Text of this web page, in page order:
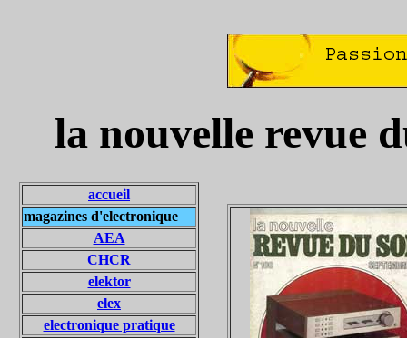
la nouvelle revue
accueil
magazines d'electronique
AEA
CHCR
elektor
elex
electronique pratique